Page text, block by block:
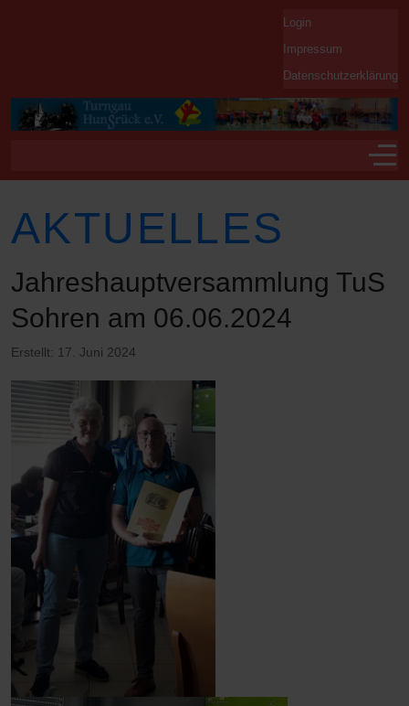
Login
Impressum
Datenschutzerklärung
Off-
AKTUELLES
Jahreshauptversammlung TuS
Sohren am 06.06.2024
Erstellt: 17. Juni 2024